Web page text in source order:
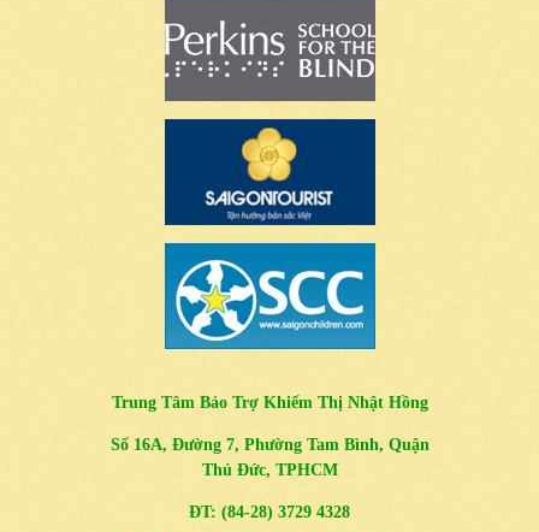
Trung Tâm Bảo Trợ Khiếm Thị Nhật Hồng
Số 16A, Đường 7, Phường Tam Bình, Quận
Thủ Đức, TPHCM
ĐT: (84-28) 3729 4328